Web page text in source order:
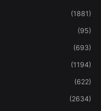
(1881)
(95)
(693)
(1194)
(622)
(2634)